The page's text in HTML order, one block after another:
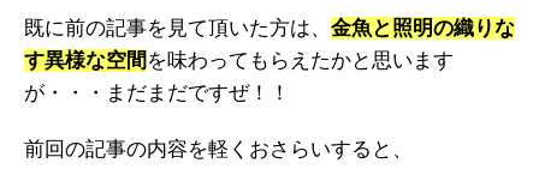
既に前の記事を見て頂いた方は、 金魚と照明の織りな
す異様な空間 を味わってもらえたかと思います
が・・・まだまだですぜ！！
前回の記事の内容を軽くおさらいすると、